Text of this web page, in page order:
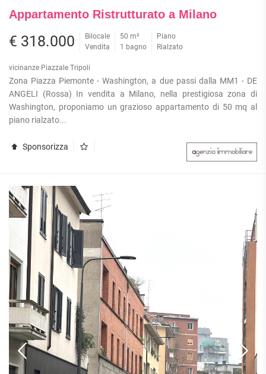
Appartamento Ristrutturato a Milano
€ 318.000
Bilocale
Vendita
50 m²
1 bagno
Piano
Rialzato
vicinanze Piazzale Tripoli
Zona Piazza Piemonte - Washington, a due passi dalla MM1 - DE
ANGELI (Rossa) In vendita a Milano, nella prestigiosa zona di
Washington, proponiamo un grazioso appartamento di 50 mq al
piano rialzato...
Sponsorizza